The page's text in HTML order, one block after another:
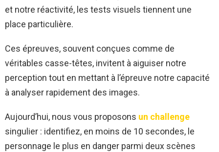
et notre réactivité, les tests visuels tiennent une
place particulière.
Ces épreuves, souvent conçues comme de
véritables casse-têtes, invitent à aiguiser notre
perception tout en mettant à l’épreuve notre capacité
à analyser rapidement des images.
Aujourd’hui, nous vous proposons un challenge
singulier : identifiez, en moins de 10 secondes, le
personnage le plus en danger parmi deux scènes